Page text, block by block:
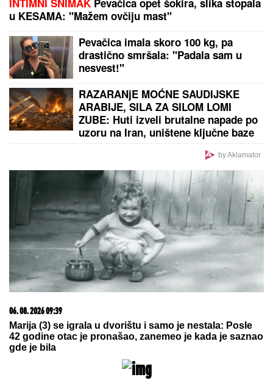
Jednu stvar danas treba STROGO IZBEGAVATI da
ne biste prizvali nesreću, kaže narodni običaji, a ova
MOLITVA donosi ogroman mir i blagoslov: Slavi se
SVETA PETKA TRNOVA
Supruga Sergeja Trifunovića
osumnjičena za KRAĐU u poznatoj
prodavnici, OGLASILA SE ISPRED
POLICIJSKE STANICE: "Došla sam
da uzmem to"
Amerikanac ostaje u prestonici, pao
novi ugovor